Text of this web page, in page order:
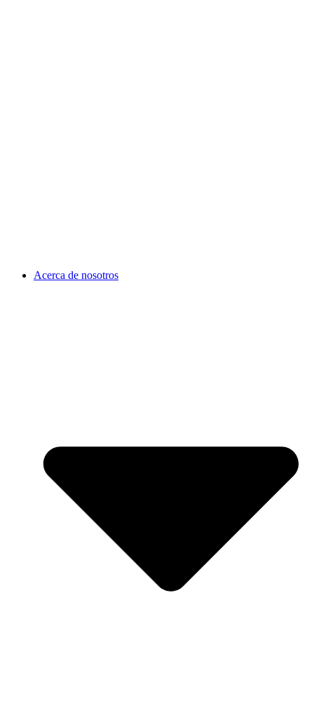
Acerca de nosotros